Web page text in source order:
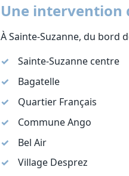
Une intervention
À Sainte-Suzanne, du bord
Sainte-Suzanne centre
Bagatelle
Quartier Français
Commune Ango
Bel Air
Village Desprez